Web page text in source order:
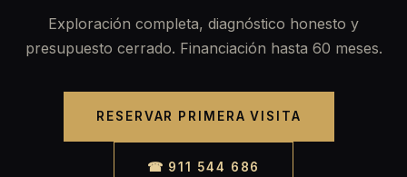
Exploración completa, diagnóstico honesto y
presupuesto cerrado. Financiación hasta 60 meses.
RESERVAR PRIMERA VISITA
☎ 911 544 686